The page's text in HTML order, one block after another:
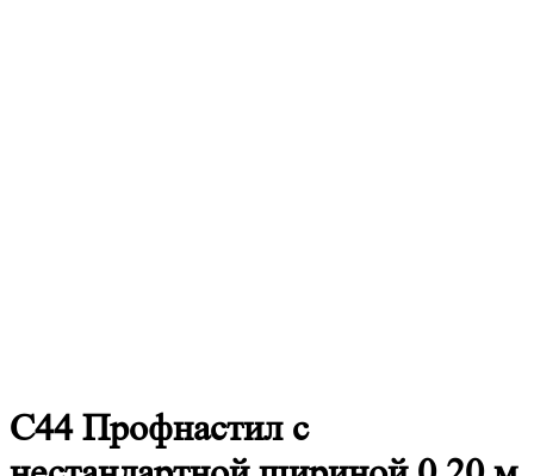
С44Профнастил с